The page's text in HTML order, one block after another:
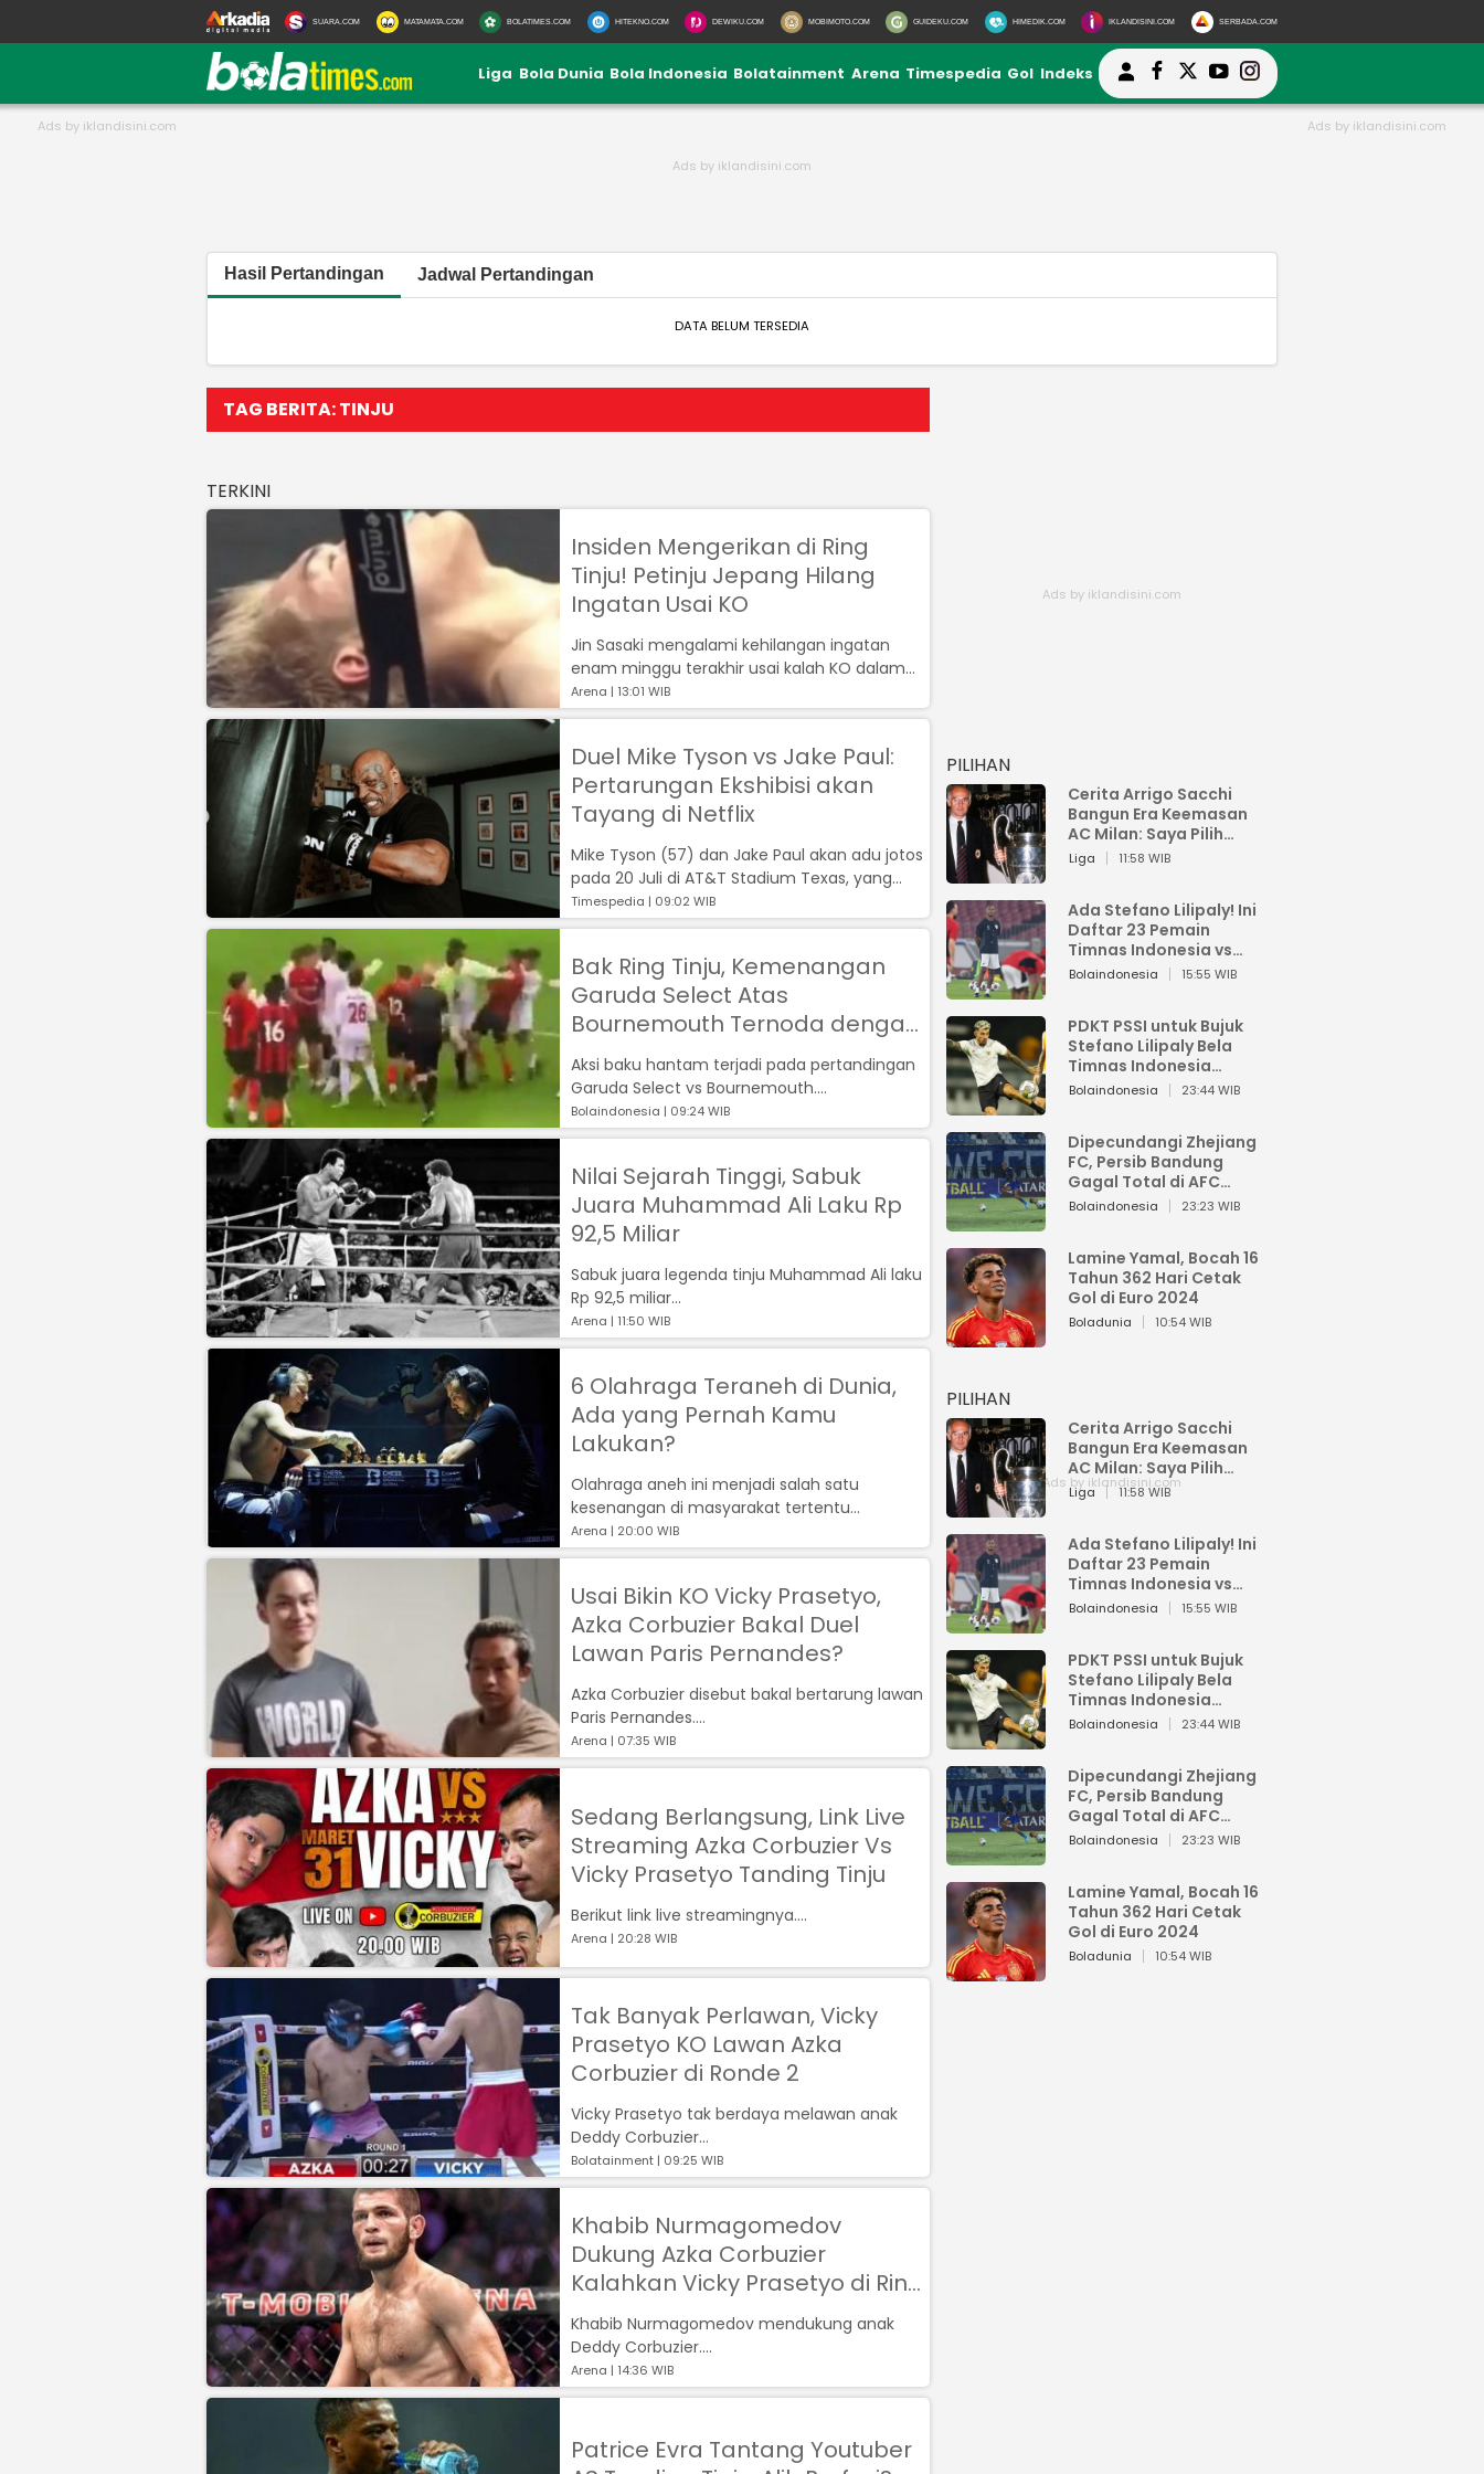
SUARA.COM MATAMATA.COM BOLATIMES.COM HITEKNO.COM DEWIKU.COM MOBIMOTO.COM GUIDEKU.COM HIMEDIK.COM IKLANDISINI.COM SERBADA.COM
Liga Bola Dunia Bola Indonesia Bolatainment Arena Timespedia Gol Indeks
Hasil Pertandingan Jadwal Pertandingan
DATA BELUM TERSEDIA
TAG BERITA: TINJU
TERKINI
Insiden Mengerikan di Ring
Tinju! Petinju Jepang Hilang
Ingatan Usai KO
Jin Sasaki mengalami kehilangan ingatan
enam minggu terakhir usai kalah KO dalam
laga perebutan gelar juara dunia WBO ke...
Arena | 13:01 WIB
Duel Mike Tyson vs Jake Paul:
Pertarungan Ekshibisi akan
Tayang di Netflix
Mike Tyson (57) dan Jake Paul akan adu jotos
pada 20 Juli di AT&T Stadium Texas, yang
merupakan markas klub NFL Dallas C...
Timespedia | 09:02 WIB
Bak Ring Tinju, Kemenangan
Garuda Select Atas
Bournemouth Ternoda dengan
Aksi Baku Hantam di Atas
Lapangan
Aksi baku hantam terjadi pada pertandingan
Garuda Select vs Bournemouth....
Bolaindonesia | 09:24 WIB
Nilai Sejarah Tinggi, Sabuk
Juara Muhammad Ali Laku Rp
92,5 Miliar
Sabuk juara legenda tinju Muhammad Ali laku
Rp 92,5 miliar...
Arena | 11:50 WIB
6 Olahraga Teraneh di Dunia,
Ada yang Pernah Kamu
Lakukan?
Olahraga aneh ini menjadi salah satu
kesenangan di masyarakat tertentu...
Arena | 20:00 WIB
Usai Bikin KO Vicky Prasetyo,
Azka Corbuzier Bakal Duel
Lawan Paris Pernandes?
Azka Corbuzier disebut bakal bertarung lawan
Paris Pernandes....
Arena | 07:35 WIB
Sedang Berlangsung, Link Live
Streaming Azka Corbuzier Vs
Vicky Prasetyo Tanding Tinju
Berikut link live streamingnya....
Arena | 20:28 WIB
Tak Banyak Perlawan, Vicky
Prasetyo KO Lawan Azka
Corbuzier di Ronde 2
Vicky Prasetyo tak berdaya melawan anak
Deddy Corbuzier...
Bolatainment | 09:25 WIB
Khabib Nurmagomedov
Dukung Azka Corbuzier
Kalahkan Vicky Prasetyo di Ring
Tinju
Khabib Nurmagomedov mendukung anak
Deddy Corbuzier....
Arena | 14:36 WIB
Patrice Evra Tantang Youtuber
PILIHAN
Cerita Arrigo Sacchi
Bangun Era Keemasan
AC Milan: Saya Pilih
Pemain dari Isi Otaknya
Liga 11:58 WIB
Ada Stefano Lilipaly! Ini
Daftar 23 Pemain
Timnas Indonesia vs
China
Bolaindonesia 15:55 WIB
PDKT PSSI untuk Bujuk
Stefano Lilipaly Bela
Timnas Indonesia
Berakhir Berantakan
Bolaindonesia 23:44 WIB
Dipecundangi Zhejiang
FC, Persib Bandung
Gagal Total di AFC
Champions League Two
Bolaindonesia 23:23 WIB
Lamine Yamal, Bocah 16
Tahun 362 Hari Cetak
Gol di Euro 2024
Boladunia 10:54 WIB
PILIHAN
Cerita Arrigo Sacchi
Bangun Era Keemasan
AC Milan: Saya Pilih
Pemain dari Isi Otaknya
Liga 11:58 WIB
Ada Stefano Lilipaly! Ini
Daftar 23 Pemain
Timnas Indonesia vs
China
Bolaindonesia 15:55 WIB
PDKT PSSI untuk Bujuk
Stefano Lilipaly Bela
Timnas Indonesia
Berakhir Berantakan
Bolaindonesia 23:44 WIB
Dipecundangi Zhejiang
FC, Persib Bandung
Gagal Total di AFC
Champions League Two
Bolaindonesia 23:23 WIB
Lamine Yamal, Bocah 16
Tahun 362 Hari Cetak
Gol di Euro 2024
Boladunia 10:54 WIB